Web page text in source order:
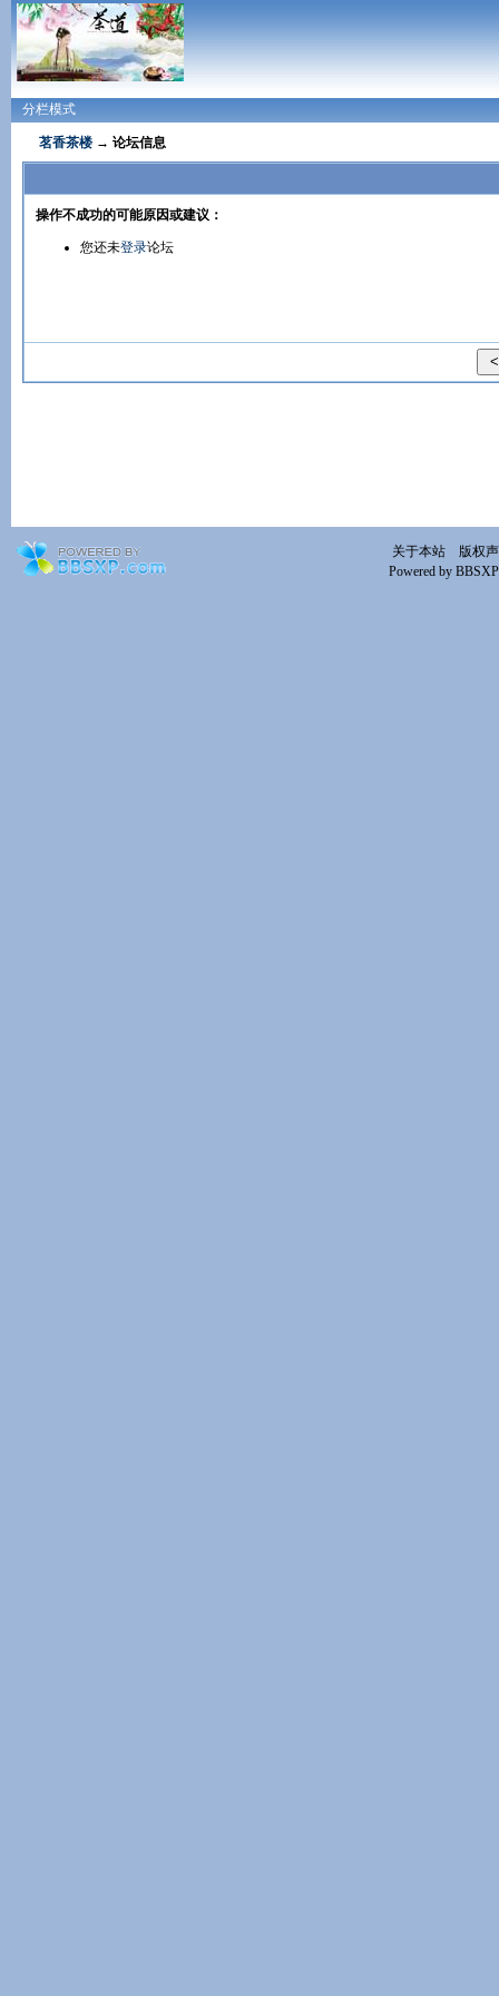
分栏模式
茗香茶楼 → 论坛信息
操作不成功的可能原因或建议：
您还未登录论坛
关于本站
版权
Powered by